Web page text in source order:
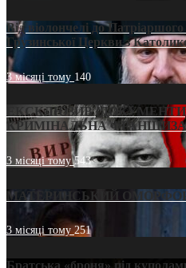
Від віолончелі до
Грузинської Церкви з
3 місяці тому 140
ЕКСКЛЮЗИВ
КРИМІНАЛЬНА
3 місяці тому543
МАТЕРИНСЬКИЙ ОМОРФОР
3 місяці тому251